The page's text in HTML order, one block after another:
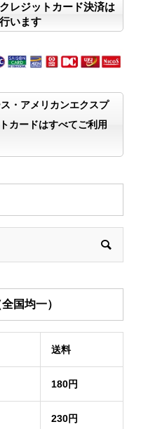
レジットカード決済は
います
・アメリカンエクスプ
カードはすべてご利用
国均一）
送料
180円
230円